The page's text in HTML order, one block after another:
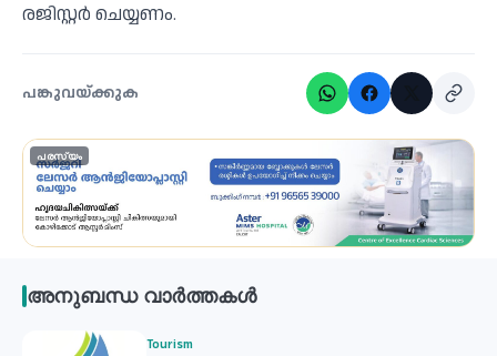
രജിസ്റ്റർ ചെയ്യണം.
പങ്കുവയ്ക്കുക
പരസ്യം
അനുബന്ധ വാർത്തകൾ
Tourism